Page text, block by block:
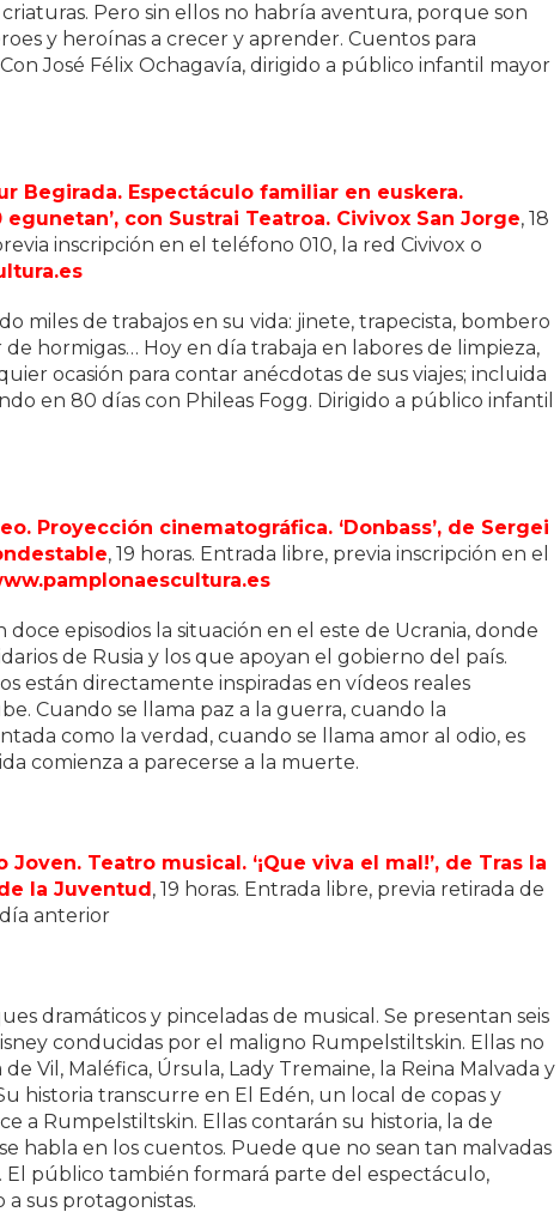
Pero sin ellos no habría aventura, porque son
y heroínas a crecer y aprender. Cuentos para
José Félix Ochagavía, dirigido a público infantil mayor
Begirada. Espectáculo familiar en euskera.
con Sustrai Teatroa. Civivox San Jorge, 18
inscripción en el teléfono 010, la red Civivox o
miles de trabajos en su vida: jinete, trapecista, bombero
hormigas… Hoy en día trabaja en labores de limpieza,
ocasión para contar anécdotas de sus viajes; incluida
en 80 días con Phileas Fogg. Dirigido a público infantil
Proyección cinematográfica. ‘Donbass’, de Sergei
, 19 horas. Entrada libre, previa inscripción en el
episodios la situación en el este de Ucrania, donde
de Rusia y los que apoyan el gobierno del país.
están directamente inspiradas en vídeos reales
Cuando se llama paz a la guerra, cuando la
como la verdad, cuando se llama amor al odio, es
comienza a parecerse a la muerte.
Joven. Teatro musical. ‘¡Que viva el mal!’, de Tras la
la Juventud , 19 horas. Entrada libre, previa retirada de
anterior
dramáticos y pinceladas de musical. Se presentan seis
conducidas por el maligno Rumpelstiltskin. Ellas no
Vil, Maléfica, Úrsula, Lady Tremaine, la Reina Malvada y
historia transcurre en El Edén, un local de copas y
a Rumpelstiltskin. Ellas contarán su historia, la de
habla en los cuentos. Puede que no sean tan malvadas
público también formará parte del espectáculo,
sus protagonistas.